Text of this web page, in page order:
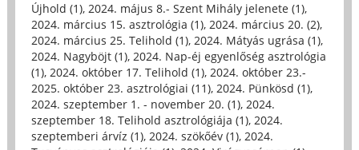
Újhold (1), 2024. május 8.- Szent Mihály jelenete (1),
2024. március 15. asztrológia (1), 2024. március 20. (2),
2024. március 25. Telihold (1), 2024. Mátyás ugrása (1),
2024. Nagyböjt (1), 2024. Nap-éj egyenlőség asztrológia
(1), 2024. október 17. Telihold (1), 2024. október 23.-
2025. október 23. asztrológiai (11), 2024. Pünkösd (1),
2024. szeptember 1. - november 20. (1), 2024.
szeptember 18. Telihold asztrológiája (1), 2024.
szeptemberi árvíz (1), 2024. szökőév (1), 2024.